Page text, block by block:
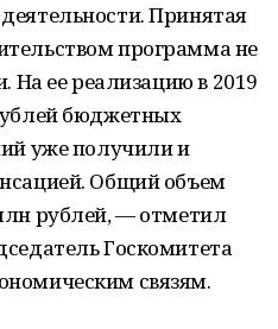
Принятая
программа не
На ее реализацию в 2019
бюджетных
уже получили и
Общий объем
рублей, — отметил
Госкомитета
связям.